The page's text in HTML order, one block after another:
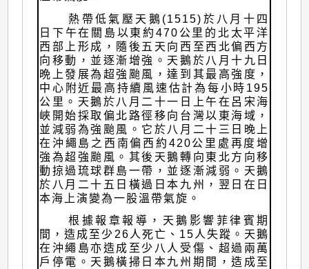
熱帶低氣壓天鵝(1515)於八月十四
日下午在關島以東約470公里的北太平洋
西部上形成，隨後五天向西至西北偏西方
向移動，並逐漸增強。天鵝於八月十九日
晩上發展為超強颱風，達到其最高強度，
中心附近最高持續風速估計為每小時195
公里。天鵝於八月二十一日上午在呂宋海
峽開始採取偏北路徑移向台灣以東海域，
並減弱為強颱風。它於八月二十三日晚上
在沖繩島之西南偏西約420公里處再度增
強為超強颱風。其後天鵝轉向東北方向移
動掠過琉球群島一帶，並逐漸減弱。天鵝
於八月二十五日橫過日本九州，翌日在日
本海上演變為一股溫帶氣旋。
根據報章報導，天鵝影響菲律賓期
間，造成至少26人死亡、15人失蹤。天鵝
在沖繩島亦造成至少八人受傷、超過兩萬
戶停電。天鵝橫掃日本九州期間，造成至